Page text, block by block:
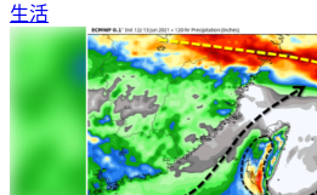
生活